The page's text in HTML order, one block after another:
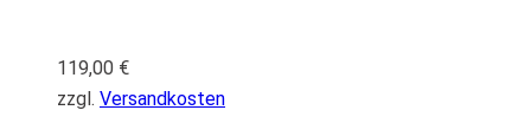
119,00 €
zzgl. Versandkosten